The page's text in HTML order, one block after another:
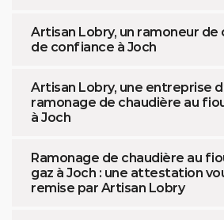
Artisan Lobry, un ramoneur de
de confiance à Joch
Artisan Lobry, une entreprise
ramonage de chaudière au
à Joch
Ramonage de chaudière au
gaz à Joch : une attestation
remise par Artisan Lobry